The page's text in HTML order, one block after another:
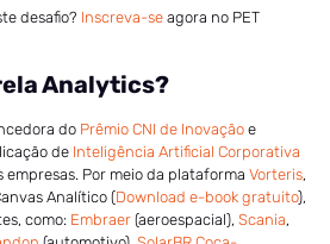
desafio? Inscreva-se agora no PET
Analytics?
do Prêmio CNI de Inovação e
de Inteligência Artificial Corporativa
Por meio da plataforma Vorteris,
Analítico (Download e-book gratuito),
como: Embraer (aeroespacial), Scania,